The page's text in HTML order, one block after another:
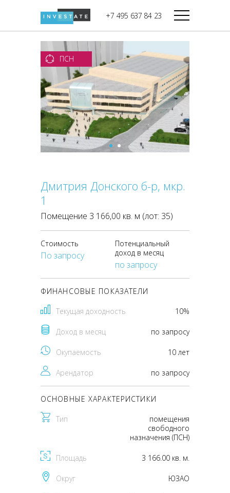
+7 495 637 84 23
Дикси
Верный
Мираторг
Магнолия
В башне
Башня Федерация-II
Запад
Башня Федерация-I
Восток
Город Столиц,
Северный блок
Город Столиц,
Южный блок
ПСН
Дмитрия Донского б-р, мкр.
1
Помещение 3 166,00 кв. м (лот: 35)
Стоимость
По запросу
Потенциальный
доход в месяц
по запросу
ФИНАНСОВЫЕ ПОКАЗАТЕЛИ
Текущая доходность 10%
Доход в месяц по запросу
Окупаемость 10 лет
Арендатор по запросу
ОСНОВНЫЕ ХАРАКТЕРИСТИКИ
Тип
помещения
свободного
назначения (ПСН)
Площадь 3 166.00 кв. м.
Округ ЮЗАО